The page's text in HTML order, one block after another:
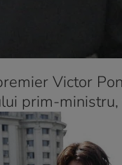
Victor
prim-